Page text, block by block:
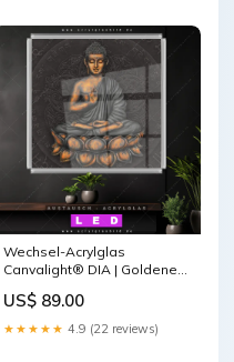
Wechsel-Acrylglas
Canvalight® DIA | Goldener
cm:110 x 110
US$ 89.00
★★★★★ 4.9 (22 reviews)